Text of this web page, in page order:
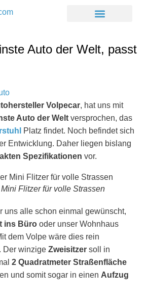
Auto der Welt, passt
Volpecar, hat uns mit
Auto der Welt versprochen, das
Platz findet. Noch befindet sich
Entwicklung. Daher liegen bislang
Spezifikationen vor.
Flitzer für volle Strassen
uns alle schon einmal gewünscht,
ins Büro oder unser Wohnhaus
dem Volpe wäre dies rein
Der winzige Zweisitzer soll in
2 Quadratmeter Straßenfläche
und somit sogar in einen Aufzug